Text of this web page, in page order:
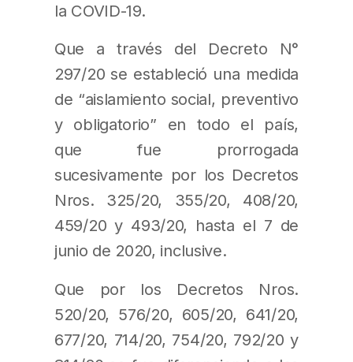
la COVID-19.
Que a través del Decreto N°
297/20 se estableció una medida
de “aislamiento social, preventivo
y obligatorio” en todo el país,
que fue prorrogada
sucesivamente por los Decretos
Nros. 325/20, 355/20, 408/20,
459/20 y 493/20, hasta el 7 de
junio de 2020, inclusive.
Que por los Decretos Nros.
520/20, 576/20, 605/20, 641/20,
677/20, 714/20, 754/20, 792/20 y